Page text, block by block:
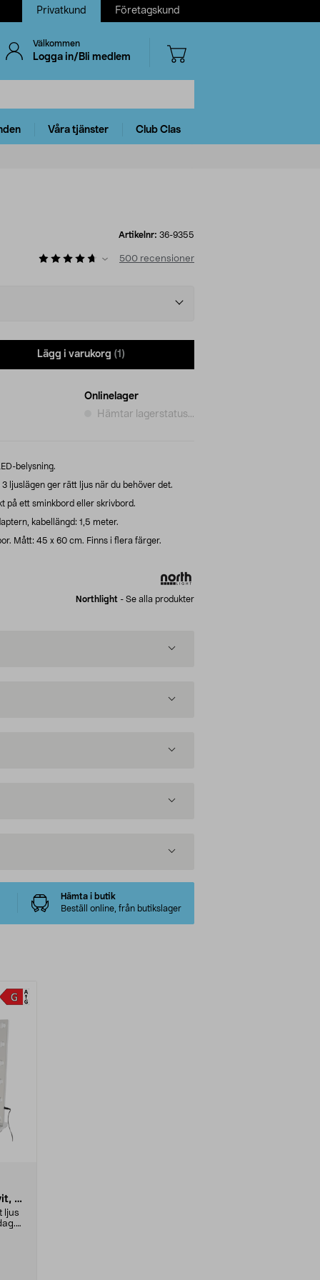
Privatkund Företagskund
Välkommen
Logga in/Bli medlem
Våra tjänster Club Clas
Artikelnr: 36-9355
500 recensioner
Lägg i varukorg (1)
Onlinelager
Hämtar lagerstatus...
belysning.
ljuslägen ger rätt ljus när du behöver det.
på ett sminkbord eller skrivbord.
kabellängd: 1,5 meter.
Mått: 45 x 60 cm. Finns i flera färger.
Northlight - Se alla produkter
Hämta i butik
Beställ online, från butikslager
80
ljus